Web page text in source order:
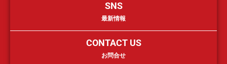
SNS
最新情報
CONTACT US
お問合せ